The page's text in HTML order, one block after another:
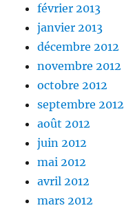
février 2013
janvier 2013
décembre 2012
novembre 2012
octobre 2012
septembre 2012
août 2012
juin 2012
mai 2012
avril 2012
mars 2012